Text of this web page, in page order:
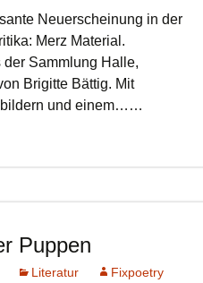
Neuerscheinung in der
Merz Material.
der Sammlung Halle,
Brigitte Bättig. Mit
und einem……
Puppen
Literatur Fixpoetry